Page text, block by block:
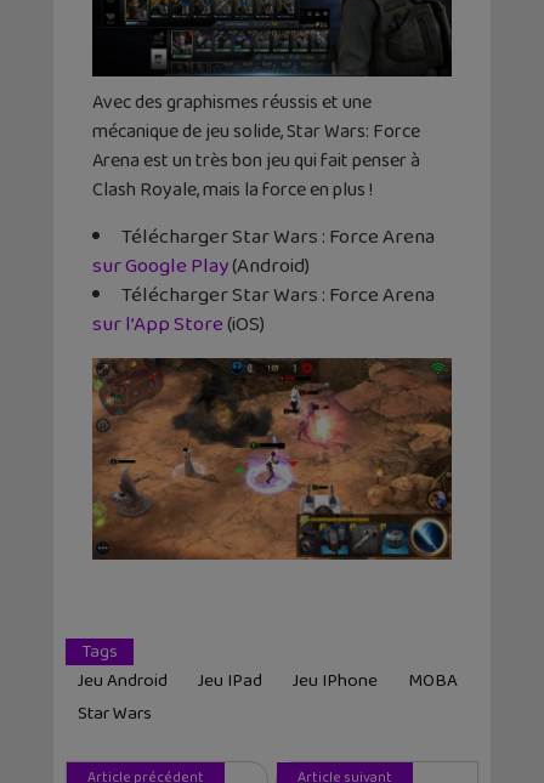
Avec des graphismes réussis et une
mécanique de jeu solide, Star Wars: Force
Arena est un très bon jeu qui fait penser à
Clash Royale, mais la force en plus !
Télécharger Star Wars : Force Arena
sur Google Play(Android)
Télécharger Star Wars : Force Arena
sur l’App Store(iOS)
Tags
Jeu Android
Jeu IPad Jeu IPhone
MOBA
Star Wars
Article précédent Article suivant